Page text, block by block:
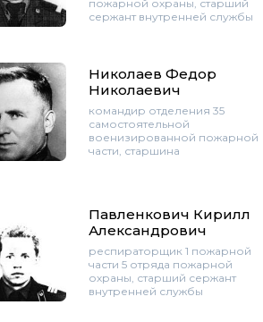
пожарной охраны, старший
сержант внутренней службы
Николаев Федор
Николаевич
командир отделения 35
самостоятельной
военизированной пожарной
части, старшина
Павленкович Кирилл
Александрович
респираторщик 1 пожарной
части 5 отряда пожарной
охраны, старший сержант
внутренней службы